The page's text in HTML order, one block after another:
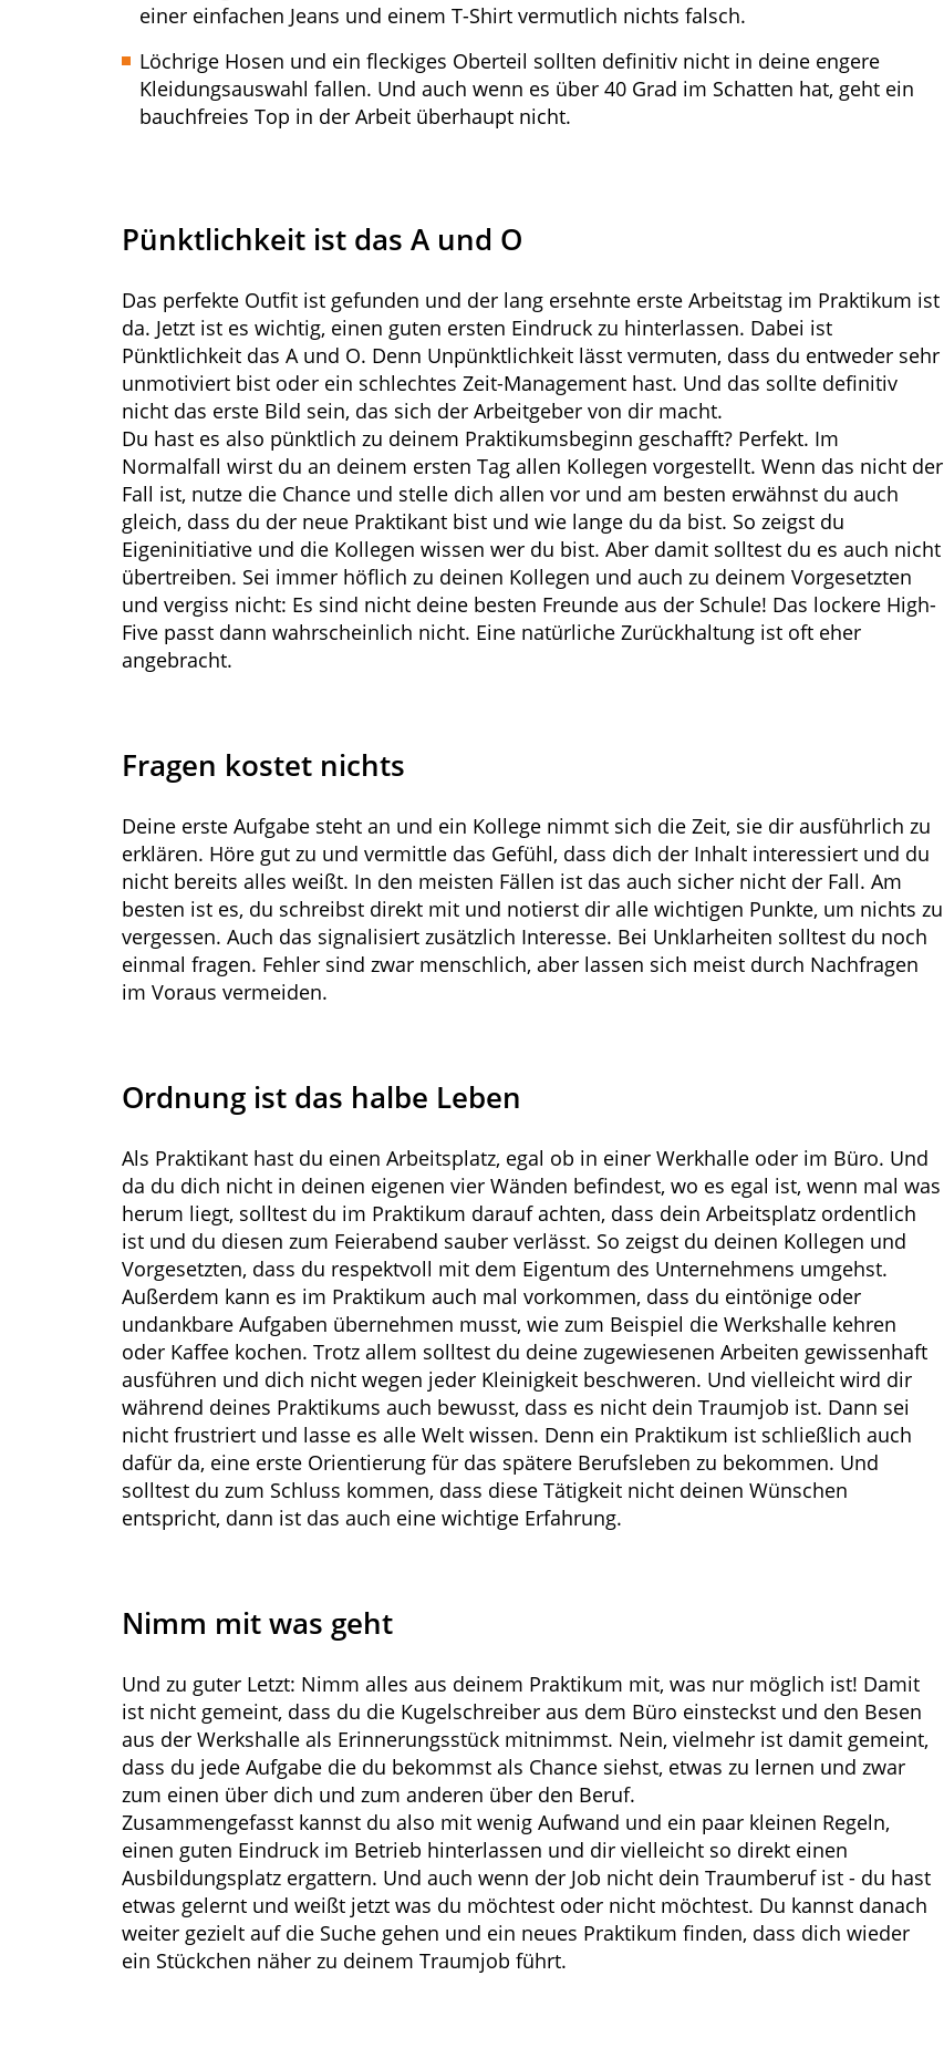
einer einfachen Jeans und einem T-Shirt vermutlich nichts falsch.
Löchrige Hosen und ein fleckiges Oberteil sollten definitiv nicht in deine engere
Kleidungsauswahl fallen. Und auch wenn es über 40 Grad im Schatten hat, geht ein
bauchfreies Top in der Arbeit überhaupt nicht.
Pünktlichkeit ist das A und O
Das perfekte Outfit ist gefunden und der lang ersehnte erste Arbeitstag im Praktikum ist
da. Jetzt ist es wichtig, einen guten ersten Eindruck zu hinterlassen. Dabei ist
Pünktlichkeit das A und O. Denn Unpünktlichkeit lässt vermuten, dass du entweder sehr
unmotiviert bist oder ein schlechtes Zeit-Management hast. Und das sollte definitiv
nicht das erste Bild sein, das sich der Arbeitgeber von dir macht.
Du hast es also pünktlich zu deinem Praktikumsbeginn geschafft? Perfekt. Im
Normalfall wirst du an deinem ersten Tag allen Kollegen vorgestellt. Wenn das nicht der
Fall ist, nutze die Chance und stelle dich allen vor und am besten erwähnst du auch
gleich, dass du der neue Praktikant bist und wie lange du da bist. So zeigst du
Eigeninitiative und die Kollegen wissen wer du bist. Aber damit solltest du es auch nicht
übertreiben. Sei immer höflich zu deinen Kollegen und auch zu deinem Vorgesetzten
und vergiss nicht: Es sind nicht deine besten Freunde aus der Schule! Das lockere High-
Five passt dann wahrscheinlich nicht. Eine natürliche Zurückhaltung ist oft eher
angebracht.
Fragen kostet nichts
Deine erste Aufgabe steht an und ein Kollege nimmt sich die Zeit, sie dir ausführlich zu
erklären. Höre gut zu und vermittle das Gefühl, dass dich der Inhalt interessiert und du
nicht bereits alles weißt. In den meisten Fällen ist das auch sicher nicht der Fall. Am
besten ist es, du schreibst direkt mit und notierst dir alle wichtigen Punkte, um nichts zu
vergessen. Auch das signalisiert zusätzlich Interesse. Bei Unklarheiten solltest du noch
einmal fragen. Fehler sind zwar menschlich, aber lassen sich meist durch Nachfragen
im Voraus vermeiden.
Ordnung ist das halbe Leben
Als Praktikant hast du einen Arbeitsplatz, egal ob in einer Werkhalle oder im Büro. Und
da du dich nicht in deinen eigenen vier Wänden befindest, wo es egal ist, wenn mal was
herum liegt, solltest du im Praktikum darauf achten, dass dein Arbeitsplatz ordentlich
ist und du diesen zum Feierabend sauber verlässt. So zeigst du deinen Kollegen und
Vorgesetzten, dass du respektvoll mit dem Eigentum des Unternehmens umgehst.
Außerdem kann es im Praktikum auch mal vorkommen, dass du eintönige oder
undankbare Aufgaben übernehmen musst, wie zum Beispiel die Werkshalle kehren
oder Kaffee kochen. Trotz allem solltest du deine zugewiesenen Arbeiten gewissenhaft
ausführen und dich nicht wegen jeder Kleinigkeit beschweren. Und vielleicht wird dir
während deines Praktikums auch bewusst, dass es nicht dein Traumjob ist. Dann sei
nicht frustriert und lasse es alle Welt wissen. Denn ein Praktikum ist schließlich auch
dafür da, eine erste Orientierung für das spätere Berufsleben zu bekommen. Und
solltest du zum Schluss kommen, dass diese Tätigkeit nicht deinen Wünschen
entspricht, dann ist das auch eine wichtige Erfahrung.
Nimm mit was geht
Und zu guter Letzt: Nimm alles aus deinem Praktikum mit, was nur möglich ist! Damit
ist nicht gemeint, dass du die Kugelschreiber aus dem Büro einsteckst und den Besen
aus der Werkshalle als Erinnerungsstück mitnimmst. Nein, vielmehr ist damit gemeint,
dass du jede Aufgabe die du bekommst als Chance siehst, etwas zu lernen und zwar
zum einen über dich und zum anderen über den Beruf.
Zusammengefasst kannst du also mit wenig Aufwand und ein paar kleinen Regeln,
einen guten Eindruck im Betrieb hinterlassen und dir vielleicht so direkt einen
Ausbildungsplatz ergattern. Und auch wenn der Job nicht dein Traumberuf ist - du hast
etwas gelernt und weißt jetzt was du möchtest oder nicht möchtest. Du kannst danach
weiter gezielt auf die Suche gehen und ein neues Praktikum finden, dass dich wieder
ein Stückchen näher zu deinem Traumjob führt.